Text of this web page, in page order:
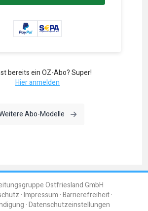
bereits ein OZ-Abo? Super!
Hier anmelden
Abo-Modelle
Ostfriesland GmbH
Impressum Barrierefreiheit
Datenschutzeinstellungen